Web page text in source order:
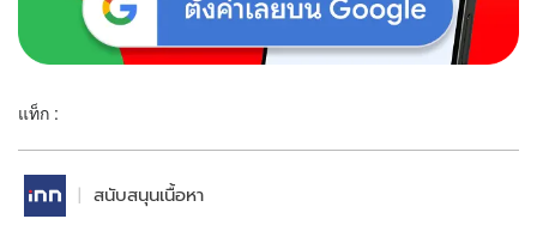
แท็ก :
สนับสนุนเนื้อหา